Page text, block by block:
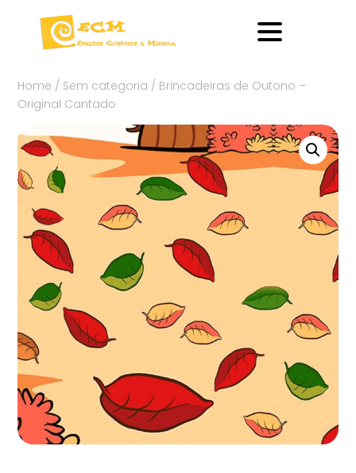
Home / Sem categoria / Brincadeiras de Outono –
Original Cantado